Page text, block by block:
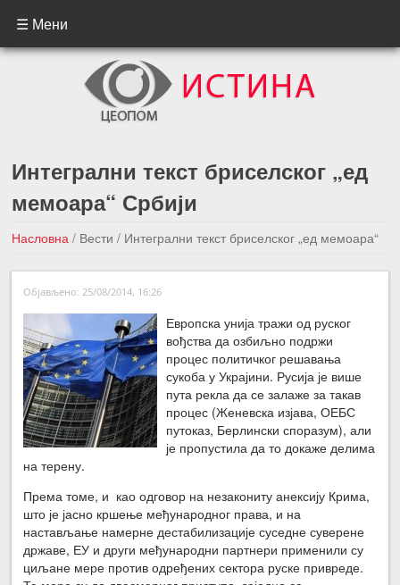
☰ Мени
Интегрални текст бриселског „ед
мемоара“ Србији
Насловна / Вести/ Интегрални текст бриселског „ед мемоара“
Србији
←Претходна вест
Објављено: 25/08/2014, 16:26
Европска унија тражи од руског
вођства да озбиљно подржи
процес политичког решавања
сукоба у Украјини. Русија је више
пута рекла да се залаже за такав
процес (Женевска изјава, ОЕБС
путоказ, Берлински споразум), али
је пропустила да то докаже делима
на терену.
Према томе, и као одговор на незакониту анексију Крима,
што је јасно кршење међународног права, и на
настављање намерне дестабилизације суседне суверене
државе, ЕУ и други међународни партнери применили су
циљане мере против одређених сектора руске привреде.